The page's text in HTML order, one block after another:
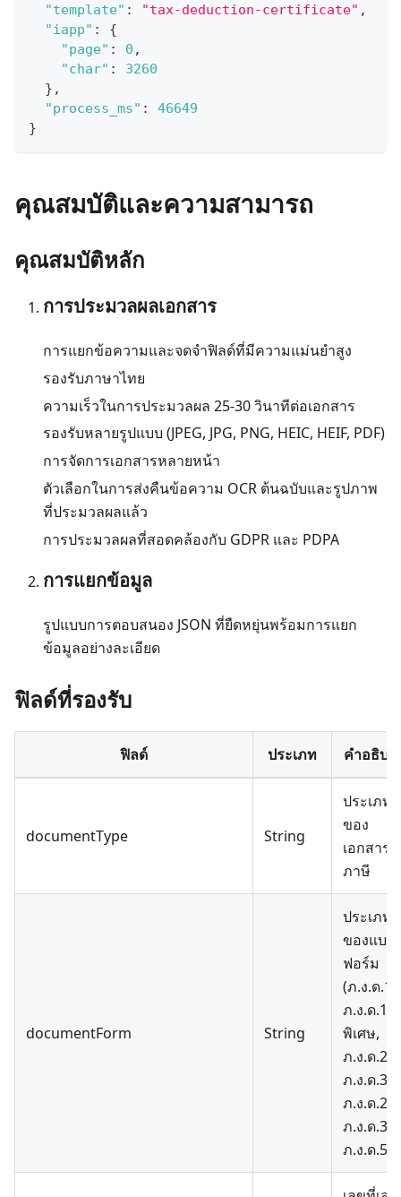
"template" : "tax-deduction-certificate" ,
"iapp" :
{
"page" : 0 ,
"char" :
3260
} ,
"process_ms" :
46649
}
คุณสมบัติและความสามารถ
คุณสมบัติหลัก
การประมวลผลเอกสาร
การแยกข้อความและจดจำฟิลด์ที่มีความแม่นยำสูง
รองรับภาษาไทย
ความเร็วในการประมวลผล 25-30 วินาทีต่อเอกสาร
รองรับหลายรูปแบบ (JPEG, JPG, PNG, HEIC, HEIF, PDF)
การจัดการเอกสารหลายหน้า
ตัวเลือกในการส่งคืนข้อความ OCR ต้นฉบับและรูปภาพ
ที่ประมวลผลแล้ว
การประมวลผลที่สอดคล้องกับ GDPR และ PDPA
การแยกข้อมูล
รูปแบบการตอบสนอง JSON ที่ยืดหยุ่นพร้อมการแยก
ข้อมูลอย่างละเอียด
ฟิลด์ที่รองรับ
ฟิลด์ ประเภท คำอธิบา
documentType String
ประเภท
ของ
เอกสาร
ภาษี
documentForm String
ประเภท
ของแบบ
ฟอร์ม
(ภ.ง.ด.1
ภ.ง.ด.1ก
พิเศษ,
ภ.ง.ด.2,
ภ.ง.ด.3,
ภ.ง.ด.2ก,
ภ.ง.ด.3ก,
ภ.ง.ด.53)